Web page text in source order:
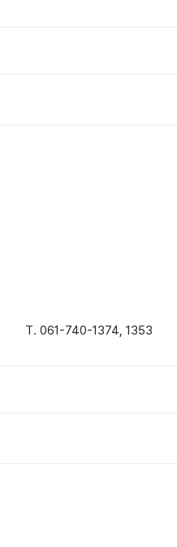
T. 061-740-1374, 1353